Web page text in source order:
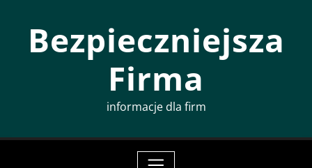
Bezpieczniejsza
Firma
informacje dla firm